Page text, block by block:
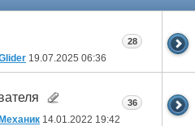
19.07.2025 06:36
28
14.01.2022 19:42
36